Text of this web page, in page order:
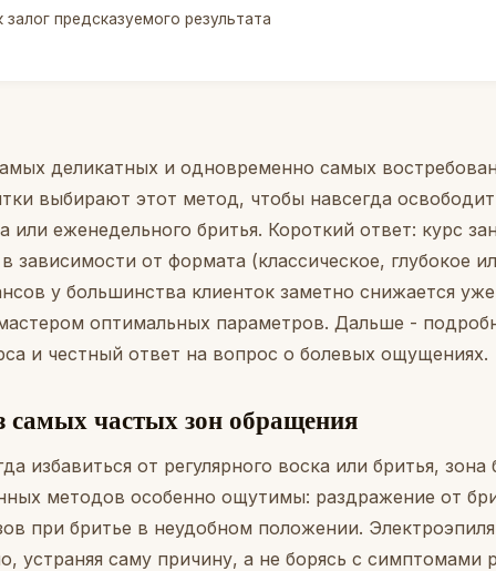
залог предсказуемого результата
деликатных и одновременно самых
выбирают этот метод, чтобы навсегда
или еженедельного бритья. Короткий ответ: курс
зависимости от формата (классическое, глубокое
у большинства клиенток заметно снижается
оптимальных параметров. Дальше -
и честный ответ на вопрос о болевых ощущениях.
самых частых зон обращения
избавиться от регулярного воска или бритья,
методов особенно ощутимы: раздражение от
при бритье в неудобном положении.
устраняя саму причину, а не борясь с симптомами